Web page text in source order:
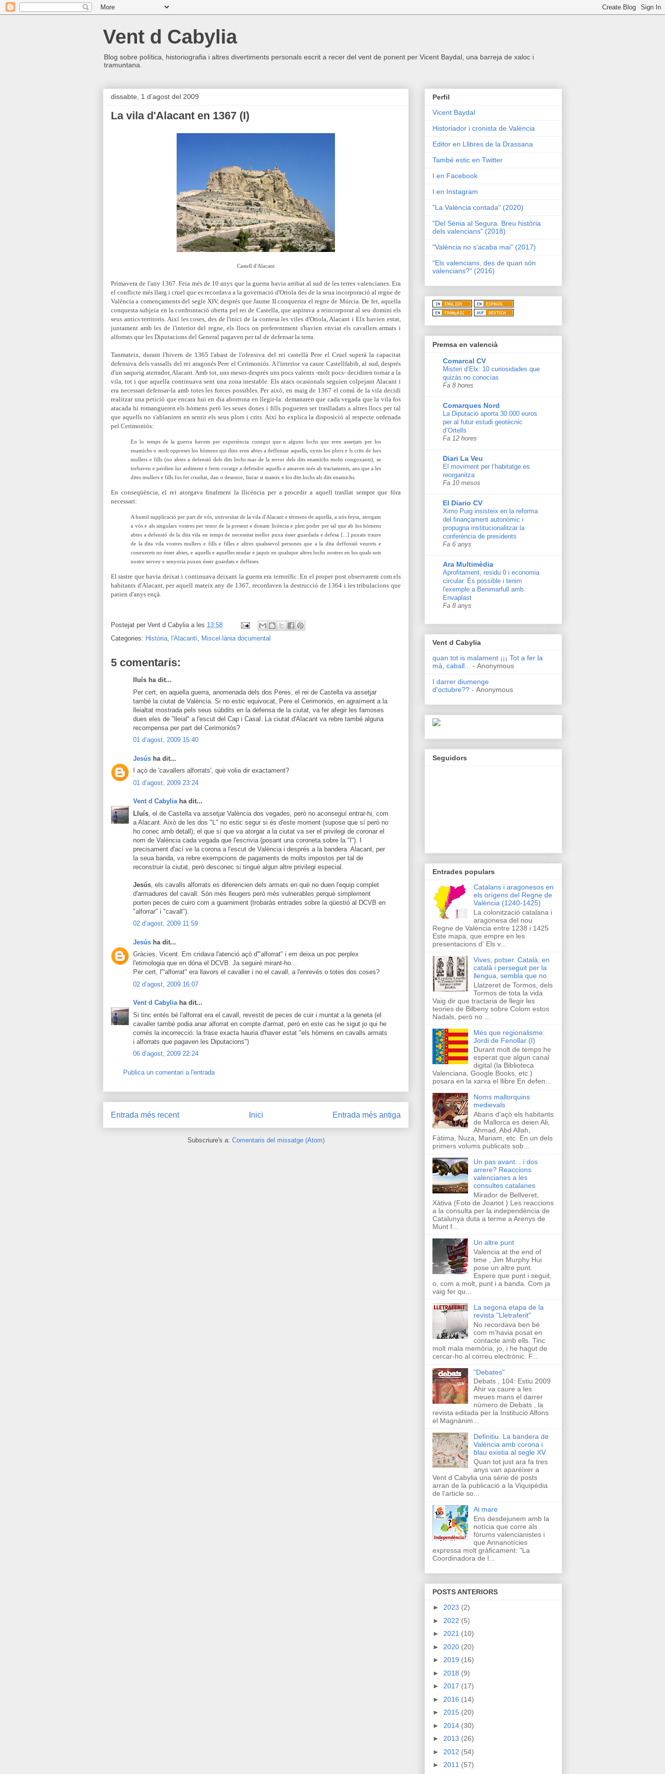
Vent d Cabylia
Blog sobre política, historiografia i altres divertiments personals escrit a recer del vent de ponent per Vicent Baydal, una barreja de xaloc i
tramuntana.
dissabte, 1 d’agost del 2009
La vila d'Alacant en 1367 (I)
Castell d'Alacant
Primavera de l'any 1367. Feia més de 10 anys que la guerra havia arribat al sud de les terres valencianes. Era
el conflicte més llarg i cruel que es recordava a la governació d'Oriola des de la seua incorporació al regne de
València a començaments del segle XIV, després que Jaume II conquerira el regne de Múrcia. De fet, aquella
conquesta subjeia en la confrontació oberta pel rei de Castella, que aspirava a reincorporar al seu domini els
seus antics territoris. Així les coses, des de l'inici de la contesa les viles d'Oriola, Alacant i Elx havien estat,
juntament amb les de l'interior del regne, els llocs on preferentment s'havien enviat els cavallers armats i
alforrats que les Diputacions del General pagaven per tal de defensar la terra.
Tanmateix, durant l'hivern de 1365 l'abast de l'ofensiva del rei castellà Pere el Cruel superà la capacitat
defensiva dels vassalls del rei aragonés Pere el Cerimoniós. A l'interior va caure Castellfabib, al sud, després
d'un saqueig aterrador, Alacant. Amb tot, uns mesos després uns pocs valents -molt pocs- decidiren tornar a la
vila, tot i que aquella continuava sent una zona inestable. Els atacs ocasionals seguien colpejant Alacant i
era necessari defensar-la amb totes les forces possibles. Per això, en maig de 1367 el comú de la vila decidí
realitzar una petició que encara hui en dia aborrona en llegir-la: demanaren que cada vegada que la vila fos
atacada hi romangueren els hòmens però les seues dones i fills pogueren ser traslladats a altres llocs per tal
que aquells no s'ablaniren en sentir els seus plors i crits. Així ho explica la disposició al respecte ordenada
pel Cerimoniós:
En lo temps de la guerra havem per experiència conegut que·n alguns lochs que eren assetjats per los
enamichs o molt oppreses los hòmens qui dins eren abtes a deffensar aquells, oynts los plors e·ls crits de lurs
mullers e fills (no abtes a defensió dels dits lochs mas de la terror dels dits enamichs molts congoxants), se
torbaven e perdien lur ardiment e ferm coratge a defendre aquells e amaven més ab tractaments, ans que a les
dites mullers e fills fos fet crueltat, dan o desonor, liurar si mateix e los dits lochs als dits enamichs.
En conseqüència, el rei atorgava finalment la llicència per a procedir a aquell trasllat sempre que fóra
necessari:
A humil supplicació per part de vós, universitat de la vila d'Alacant e térmens de aquella, a nós feyta, atorgam
a vós e als singulars vostres per tenor de la present e donam licència e plen poder per tal que ab los hòmens
abtes a defensió de la dita vila en temps de necessitat mellor puxa ésser guardada e defesa [...] puxats traure
de la dita vila vostres mullers e fills e filles e altres qualssevol persones que a la dita deffensió veurets e
conexerets no ésser abtes, e aquells e aquelles mudar e jaquir en qualsque altres lochs nostres en los quals sots
nostre servey e senyoria puxen ésser guardats e deffeses.
El rastre que havia deixat i continuava deixant la guerra era terrorífic. En el proper post observarem com els
habitants d'Alacant, per aquell mateix any de 1367, recordaven la destrucció de 1364 i les tribulacions que
patien d'anys ençà.
Postejat per Vent d Cabylia a les 13:58
Categories: Història, l'Alacantí, Miscel·lània documental
5 comentaris:
lluís ha dit...
Per cert, en aquella guerra, anomenada dels dos Peres, el rei de Castella va assetjar
també la ciutat de València. Si no estic equivocat, Pere el Cerimoniós, en agraïment a la
lleialtat mostrada pels seus súbdits en la defensa de la ciutat, va fer afegir les famoses
dues eles de "lleial" a l'escut del Cap i Casal. La ciutat d'Alacant va rebre també alguna
recompensa per part del Cerimoniós?
01 d’agost, 2009 15:40
Jesús ha dit...
I açò de 'cavallers alforrats', què volia dir exactament?
01 d’agost, 2009 23:24
Vent d Cabyliaha dit...
Lluís , el de Castella va assetjar València dos vegades, però no aconseguí entrar-hi, com
a Alacant. Això de les dos "L" no estic segur si és d'este moment (supose que sí però no
ho conec amb detall); el que sí que va atorgar a la ciutat va ser el privilegi de coronar el
nom de València cada vegada que l'escrivia (posant una coroneta sobre la "l"). I
precisament d'ací ve la corona a l'escut de València i després a la bandera. Alacant, per
la seua banda, va rebre exempcions de pagaments de molts impostos per tal de
reconstruir la ciutat, però desconec si tingué algun altre privilegi especial.
Jesús , els cavalls alforrats es diferencien dels armats en què no duen l'equip complet
d'armadures del cavall. Són més lleugers però més vulnerables perquè simplement
porten peces de cuiro com a guarniment (trobaràs entrades sobre la qüestió al DCVB en
"alforrar" i "cavall").
02 d’agost, 2009 11:59
Jesús ha dit...
Gràcies, Vicent. Em cridava l'atenció açò d'"alforrat" i em deixa un poc perplex
l'etimologia que en dóna el DCVB. Ja seguiré mirant-ho...
Per cert, l'"alforrat" era llavors el cavaller i no el cavall, a l'enrevés o totes dos coses?
02 d’agost, 2009 16:07
Vent d Cabyliaha dit...
Si tinc entés bé l'alforrat era el cavall, revestit de peces de cuir i muntat a la geneta (el
cavaller també podia anar alforrat en compte d'armat, però en este cas he sigut jo qui he
comés la incorrecció: la frase exacta hauria d'haver estat "els hòmens en cavalls armats
i alforrats que pagaven les Diputacions")
06 d’agost, 2009 22:24
Publica un comentari a l'entrada
Entrada més recent Entrada més antiga
Inici
Subscriure's a: Comentaris del missatge (Atom)
Perfil
Vicent Baydal
Historiador i cronista de València
Editor en Llibres de la Drassana
També estic en Twitter
I en Facebook
I en Instagram
"La València contada" (2020)
"Del Sénia al Segura. Breu història
dels valencians" (2018)
"València no s'acaba mai" (2017)
"Els valencians, des de quan són
valencians?" (2016)
Premsa en valencià
Comarcal CV
Misteri d’Elx: 10 curiosidades que
quizás no conocías
Fa 8 hores
Comarques Nord
La Diputació aporta 30.000 euros
per al futur estudi geotècnic
d’Ortells
Fa 12 hores
Diari La Veu
El moviment per l’habitatge es
reorganitza
Fa 10 mesos
El Diario CV
Ximo Puig insisteix en la reforma
del finançament autonòmic i
propugna institucionalitzar la
conferència de presidents
Fa 6 anys
Ara Multimèdia
Aprofitament, residu 0 i economia
circular. És possible i tenim
l'exemple a Benimarfull amb
Envaplast
Fa 8 anys
Vent d Cabylia
quan tot is malament ¡¡¡ Tot a fer la
mà, caball...
- Anonymous
I darrer diumenge
d'octubre?? - Anonymous
Seguidors
Entrades populars
Catalans i aragonesos en
els orígens del Regne de
València (1240-1425)
La colonització catalana i
aragonesa del nou
Regne de València entre 1238 i 1425
Este mapa, que empre en les
presentacions d' Els v...
Vives, potser. Català, en
català i perseguit per la
llengua, sembla que no
Llatzeret de Tormos, dels
Tormos de tota la vida
Vaig dir que tractaria de llegir les
teories de Bilbeny sobre Colom estos
Nadals, però no ...
Més que regionalisme:
Jordi de Fenollar (I)
Durant molt de temps he
esperat que algun canal
digital (la Biblioteca
Valenciana, Google Books, etc.)
posara en la xarxa el llibre En defen...
Noms mallorquins
medievals
Abans d'açò els habitants
de Mallorca es deien Ali,
Ahmad, Abd Allah,
Fàtima, Nuza, Mariam, etc. En un dels
primers volums publicats sob...
Un pas avant... i dos
arrere? Reaccions
valencianes a les
consultes catalanes
Mirador de Bellveret,
Xàtiva (Foto de Joanot ) Les reaccions
a la consulta per la independència de
Catalunya duta a terme a Arenys de
Munt f...
Un altre punt
Valencia at the end of
time , Jim Murphy Hui
pose un altre punt.
Espere que punt i seguit,
o, com a molt, punt i a banda. Com ja
vaig fer qu...
La segona etapa de la
revista "Lletraferit"
No recordava ben bé
com m'havia posat en
contacte amb ells. Tinc
molt mala memòria, jo, i he hagut de
cercar-ho al correu electrònic. F...
"Debates"
Debats , 104: Estiu 2009
Ahir va caure a les
meues mans el darrer
número de Debats , la
revista editada per la Institució Alfons
el Magnànim...
Definitiu. La bandera de
València amb corona i
blau existia al segle XV
Quan tot just ara fa tres
anys van aparéixer a
Vent d Cabylia una sèrie de posts
arran de la publicació a la Viquipèdia
de l'article so...
Ai mare
Ens desdejunem amb la
notícia que corre als
fòrums valencianistes i
que Annanotícies
expressa molt gràficament: "La
Coordinadora de l...
POSTS ANTERIORS
► 2023 (2)
► 2022 (5)
► 2021 (10)
► 2020 (20)
► 2019 (16)
► 2018 (9)
► 2017 (17)
► 2016 (14)
► 2015 (20)
► 2014 (30)
► 2013 (26)
► 2012 (54)
► 2011 (57)